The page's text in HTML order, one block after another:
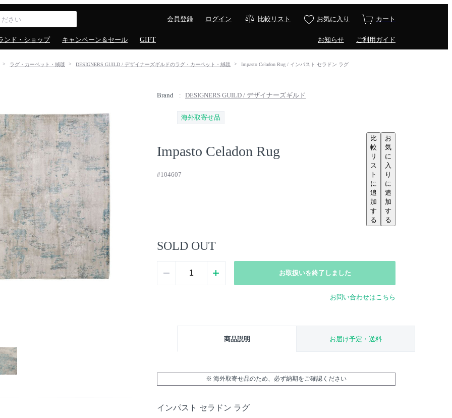
会員登録 ログイン 比較リスト お気に入り カート
ンド・ショップ キャンペーン＆セール GIFT お知らせ ご利用ガイド
ラグ・カーペット・絨毯 DESIGNERS GUILD / デザイナーズギルドのラグ・カーペット・絨毯 Impasto Celadon Rug / インパスト セラドン ラグ
Brand DESIGNERS GUILD / デザイナーズギルド
海外取寄せ品
Impasto Celadon Rug
#104607
比
較
リ
ス
ト
に
追
加
す
る
お
気
に
入
り
に
追
加
す
る
SOLD OUT
お取扱いを終了しました
お問い合わせはこちら
商品説明 お届け予定・送料
※ 海外取寄せ品のため、必ず納期をご確認ください
インパスト セラドン ラグ